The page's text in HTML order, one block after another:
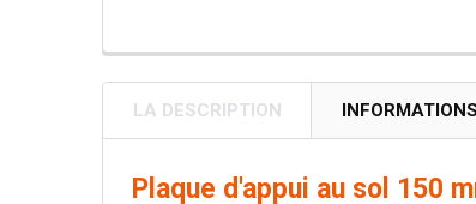
LA DESCRIPTION
Plaque d'appui au sol 150